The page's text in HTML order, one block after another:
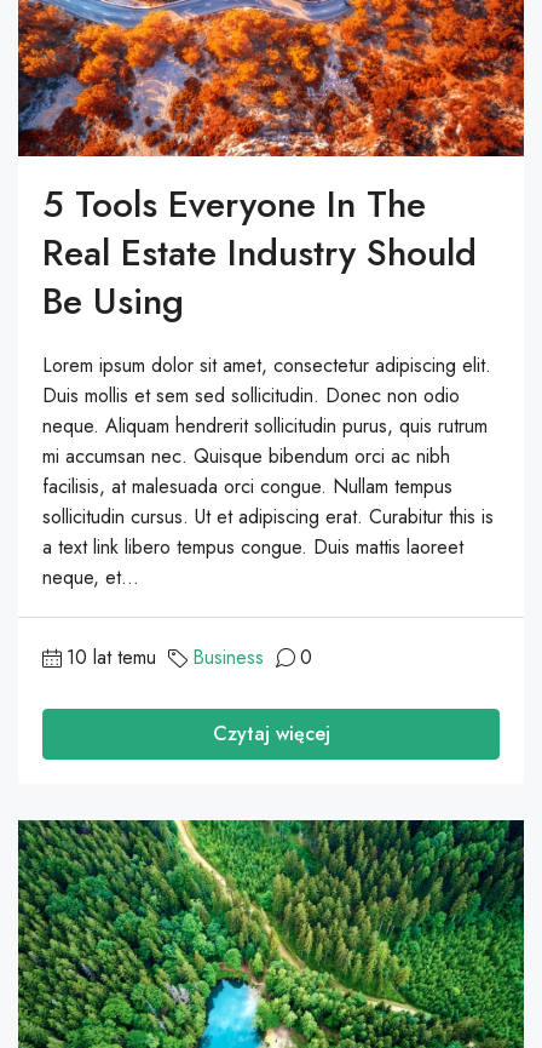
5 Tools Everyone In The
Real Estate Industry Should
Be Using
Lorem ipsum dolor sit amet, consectetur adipiscing elit.
Duis mollis et sem sed sollicitudin. Donec non odio
neque. Aliquam hendrerit sollicitudin purus, quis rutrum
mi accumsan nec. Quisque bibendum orci ac nibh
facilisis, at malesuada orci congue. Nullam tempus
sollicitudin cursus. Ut et adipiscing erat. Curabitur this is
a text link libero tempus congue. Duis mattis laoreet
neque, et...
10 lat temu Business 0
Czytaj więcej